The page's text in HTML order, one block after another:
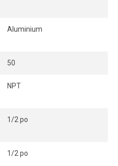
Aluminium
50
NPT
1/2 po
1/2 po